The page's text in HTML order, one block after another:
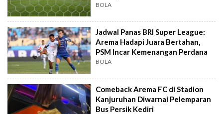
BOLA
Jadwal Panas BRI Super League:
Arema Hadapi Juara Bertahan,
PSM Incar Kemenangan Perdana
BOLA
Comeback Arema FC di Stadion
Kanjuruhan Diwarnai Pelemparan
Bus Persik Kediri